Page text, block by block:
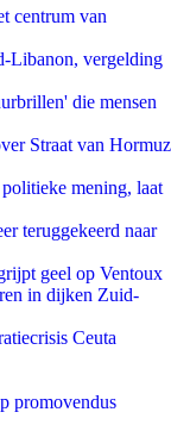
centrum van
Libanon, vergelding
die mensen
Straat van Hormuz
politieke mening, laat
teruggekeerd naar
geel op Ventoux
in dijken Zuid-
Ceuta
promovendus